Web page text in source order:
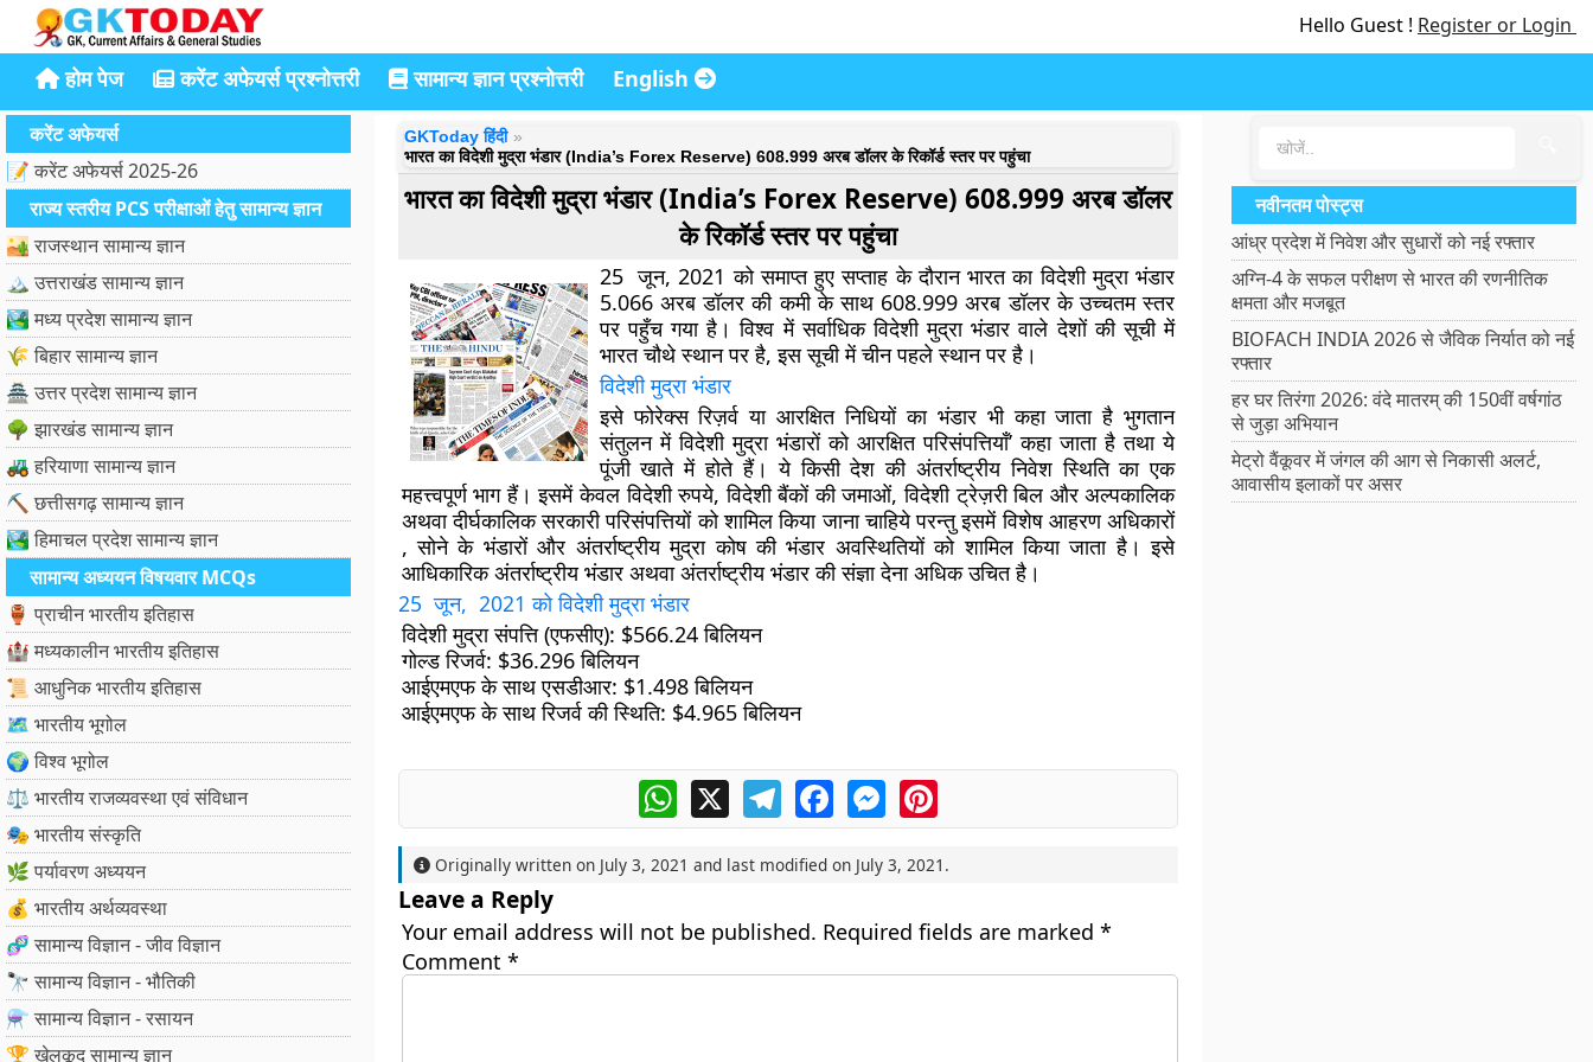
Hello Guest ! Register or Login
होम पेज करेंट अफेयर्स प्रश्नोत्तरी सामान्य ज्ञान प्रश्नोत्तरी English
करेंट अफेयर्स
📝 करेंट अफेयर्स 2025-26
राज्य स्तरीय PCS परीक्षाओं हेतु सामान्य ज्ञान
🏜️ राजस्थान सामान्य ज्ञान
🏔️ उत्तराखंड सामान्य ज्ञान
🏞️ मध्य प्रदेश सामान्य ज्ञान
🌾 बिहार सामान्य ज्ञान
🏯 उत्तर प्रदेश सामान्य ज्ञान
🌳 झारखंड सामान्य ज्ञान
🚜 हरियाणा सामान्य ज्ञान
⛏️ छत्तीसगढ़ सामान्य ज्ञान
🏞️ हिमाचल प्रदेश सामान्य ज्ञान
सामान्य अध्ययन विषयवार MCQs
🏺 प्राचीन भारतीय इतिहास
🏰 मध्यकालीन भारतीय इतिहास
📜 आधुनिक भारतीय इतिहास
🗺️ भारतीय भूगोल
🌍 विश्व भूगोल
⚖️ भारतीय राजव्यवस्था एवं संविधान
🎭 भारतीय संस्कृति
🌿 पर्यावरण अध्ययन
💰 भारतीय अर्थव्यवस्था
🧬 सामान्य विज्ञान - जीव विज्ञान
🔭 सामान्य विज्ञान - भौतिकी
⚗️ सामान्य विज्ञान - रसायन
🏆 खेलकूद सामान्य ज्ञान
GKToday हिंदी
भारत का विदेशी मुद्रा भंडार (India’s Forex Reserve) 608.999 अरब डॉलर के रिकॉर्ड स्तर पर पहुंचा
भारत का विदेशी मुद्रा भंडार (India’s Forex Reserve) 608.999 अरब डॉलर
के रिकॉर्ड स्तर पर पहुंचा
25 जून, 2021 को समाप्त हुए सप्ताह के दौरान भारत का विदेशी मुद्रा भंडार
5.066 अरब डॉलर की कमी के साथ 608.999 अरब डॉलर के उच्चतम स्तर
पर पहुँच गया है। विश्व में सर्वाधिक विदेशी मुद्रा भंडार वाले देशों की सूची में
भारत चौथे स्थान पर है, इस सूची में चीन पहले स्थान पर है।
विदेशी मुद्रा भंडार
इसे फोरेक्स रिज़र्व या आरक्षित निधियों का भंडार भी कहा जाता है भुगतान
संतुलन में विदेशी मुद्रा भंडारों को आरक्षित परिसंपत्तियाँ’ कहा जाता है तथा ये
पूंजी खाते में होते हैं। ये किसी देश की अंतर्राष्ट्रीय निवेश स्थिति का एक
महत्त्वपूर्ण भाग हैं। इसमें केवल विदेशी रुपये, विदेशी बैंकों की जमाओं, विदेशी ट्रेज़री बिल और अल्पकालिक
अथवा दीर्घकालिक सरकारी परिसंपत्तियों को शामिल किया जाना चाहिये परन्तु इसमें विशेष आहरण अधिकारों
, सोने के भंडारों और अंतर्राष्ट्रीय मुद्रा कोष की भंडार अवस्थितियों को शामिल किया जाता है। इसे
आधिकारिक अंतर्राष्ट्रीय भंडार अथवा अंतर्राष्ट्रीय भंडार की संज्ञा देना अधिक उचित है।
25 जून, 2021को विदेशी मुद्रा भंडार
विदेशी मुद्रा संपत्ति (एफसीए): $566.24 बिलियन
गोल्ड रिजर्व: $36.296 बिलियन
आईएमएफ के साथ एसडीआर: $1.498 बिलियन
आईएमएफ के साथ रिजर्व की स्थिति: $4.965 बिलियन
WhatsApp
X TelegramFacebookMessengerPinterest
Originally written on July 3, 2021 and last modified on July 3, 2021 .
Leave a Reply
Your email address will not be published. Required fields are marked *
Comment *
नवीनतम पोस्ट्स
आंध्र प्रदेश में निवेश और सुधारों को नई रफ्तार
अग्नि-4 के सफल परीक्षण से भारत की रणनीतिक
क्षमता और मजबूत
BIOFACH INDIA 2026 से जैविक निर्यात को नई
रफ्तार
हर घर तिरंगा 2026: वंदे मातरम् की 150वीं वर्षगांठ
से जुड़ा अभियान
मेट्रो वैंकूवर में जंगल की आग से निकासी अलर्ट,
आवासीय इलाकों पर असर